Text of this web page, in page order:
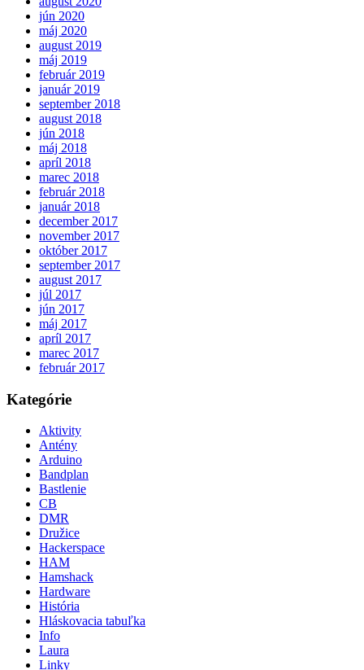
jún 2020
máj 2020
august 2019
máj 2019
február 2019
január 2019
september 2018
august 2018
jún 2018
máj 2018
apríl 2018
marec 2018
február 2018
január 2018
december 2017
november 2017
október 2017
september 2017
august 2017
júl 2017
jún 2017
máj 2017
apríl 2017
marec 2017
február 2017
Kategórie
Aktivity
Antény
Arduino
Bandplan
Bastlenie
CB
DMR
Družice
Hackerspace
HAM
Hamshack
Hardware
História
Hláskovacia tabuľka
Info
Laura
Linky